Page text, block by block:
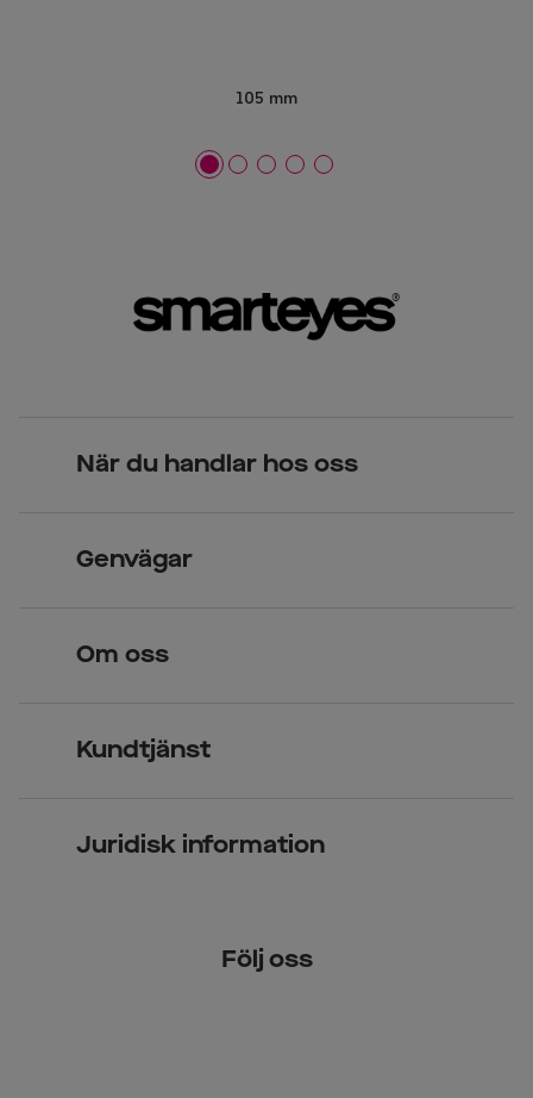
105 mm
När du handlar hos oss
Över 70 butiker
Genvägar
Kontaktlinser
Om oss
Kundtjänst
Juridisk information
Följ oss